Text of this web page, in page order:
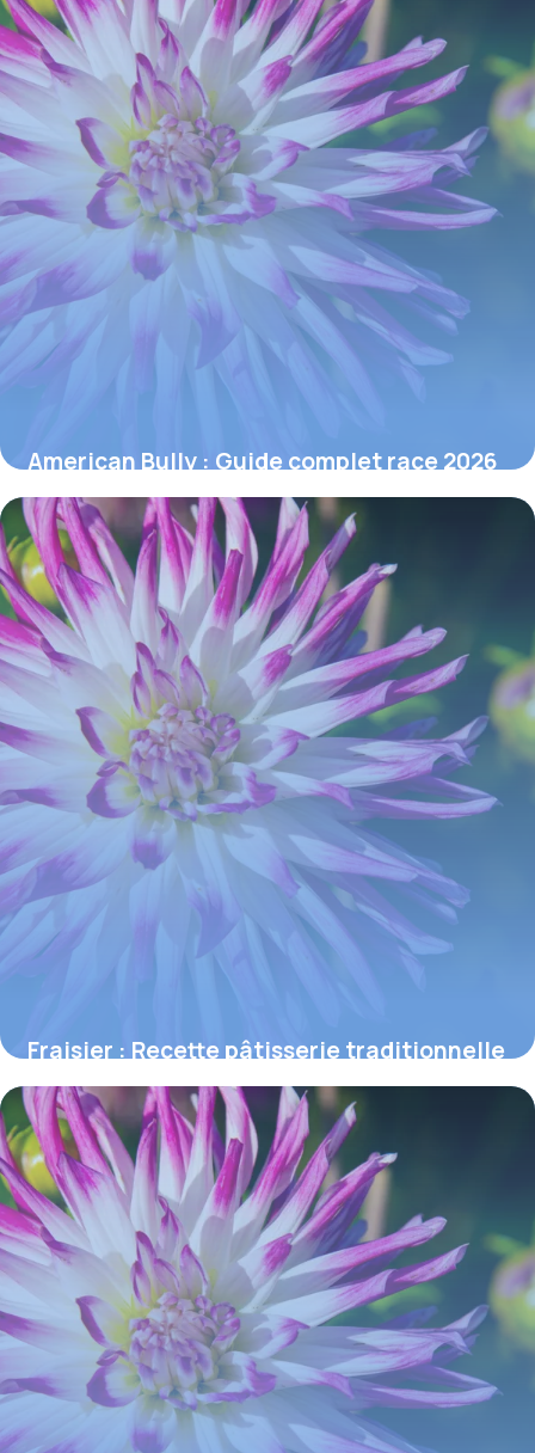
American Bully : Guide complet race 2026
30 mai 2026
Fraisier : Recette pâtisserie traditionnelle
29 mai 2026